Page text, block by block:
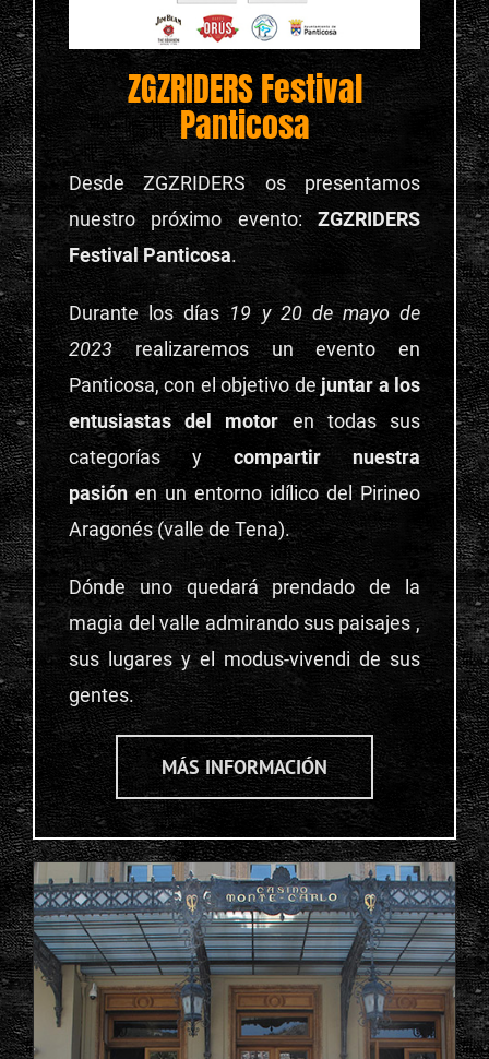
ZGZRIDERS Festival
Panticosa
Desde ZGZRIDERS os presentamos
nuestro próximo evento: ZGZRIDERS
Festival Panticosa.
Durante los días19 y 20 de mayo de
2023realizaremos un evento en
Panticosa, con el objetivo dejuntar a los
entusiastas del motor en todas sus
categorías y compartir nuestra
pasiónen un entorno idílico del Pirineo
Aragonés (valle de Tena).
Dónde uno quedará prendado de la
magia del valle admirando sus paisajes ,
sus lugares y el modus-vivendi de sus
gentes.
MÁS INFORMACIÓN